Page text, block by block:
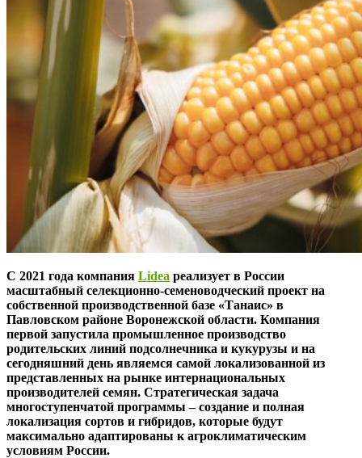
С 2021 года компания Lidea реализует в России
масштабный селекционно-семеноводческий проект на
собственной производственной базе «Танаис» в
Павловском районе Воронежской области. Компания
первой запустила промышленное производство
родительских линий подсолнечника и кукурузы и на
сегодняшний день являемся самой локализованной из
представленных на рынке интернациональных
производителей семян. Стратегическая задача
многоступенчатой программы – создание и полная
локализация сортов и гибридов, которые будут
максимально адаптированы к агроклиматическим
условиям России.